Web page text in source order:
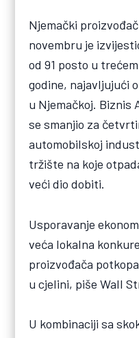
Njemački
novembru je
od 91 posto u
godine, najavljujući
u Njemačkoj. Biznis
se smanjio za
automobilskoj
tržište na koje
veći dio dobiti.
Usporavanje
veća lokalna
proizvođača
u cjelini, piše Wall
U kombinaciji sa